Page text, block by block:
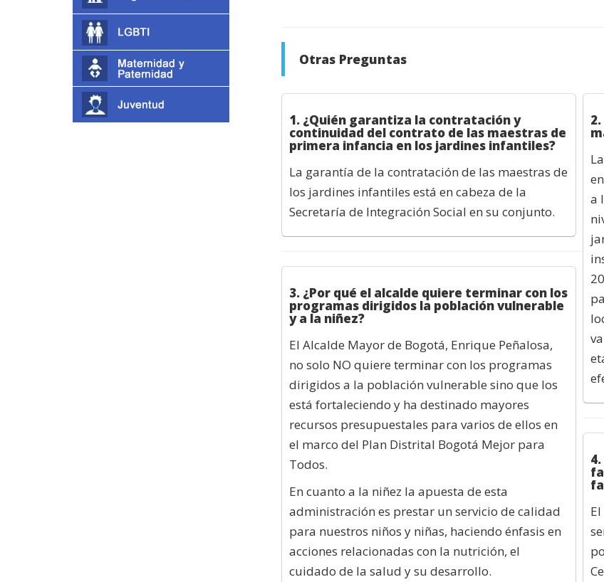
Otras Preguntas
1. ¿Quién garantiza la contratación y
continuidad del contrato de las maestras de
primera infancia en los jardines infantiles?
La garantía de la contratación de las maestras de
los jardines infantiles está en cabeza de la
Secretaría de Integración Social en su conjunto.
3. ¿Por qué el alcalde quiere terminar con los
programas dirigidos la población vulnerable
y a la niñez?
El Alcalde Mayor de Bogotá, Enrique Peñalosa,
no solo NO quiere terminar con los programas
dirigidos a la población vulnerable sino que los
está fortaleciendo y ha destinado mayores
recursos presupuestales para varios de ellos en
el marco del Plan Distrital Bogotá Mejor para
Todos.
En cuanto a la niñez la apuesta de esta
administración es prestar un servicio de calidad
para nuestros niños y niñas, haciendo énfasis en
acciones relacionadas con la nutrición, el
cuidado de la salud y su desarrollo.
a